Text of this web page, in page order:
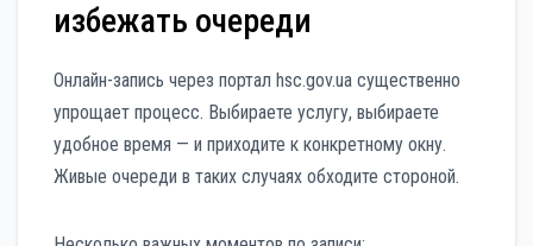
избежать очереди
Онлайн-запись через портал hsc.gov.ua существенно
упрощает процесс. Выбираете услугу, выбираете
удобное время — и приходите к конкретному окну.
Живые очереди в таких случаях обходите стороной.